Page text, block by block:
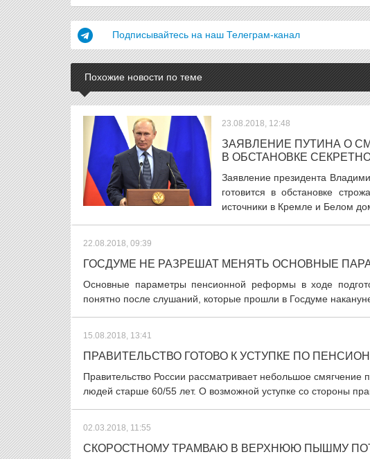
Подписывайтесь на наш Телеграм-канал
Похожие новости по теме
23.08.2018, 12:48
ЗАЯВЛЕНИЕ ПУТИНА О
В ОБСТАНОВКЕ
Заявление президента
готовится в обстановке
источники в Кремле и Белом
22.08.2018, 09:39
ГОСДУМЕ НЕ РАЗРЕШАТ МЕНЯТЬ ОСНОВНЫЕ
Основные параметры пенсионной реформы в ходе
понятно после слушаний, которые прошли в Госдуме
15.08.2018, 13:41
ПРАВИТЕЛЬСТВО ГОТОВО К УСТУПКЕ ПО
Правительство России рассматривает небольшое
людей старше 60/55 лет. О возможной уступке со стороны
02.03.2018, 11:55
СКОРОСТНОМУ ТРАМВАЮ В ВЕРХНЮЮ ПЫШМУ